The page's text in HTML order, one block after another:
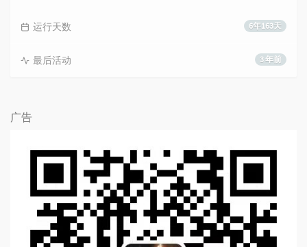
6年163天
运行天数
3 年前
最后活动
广告